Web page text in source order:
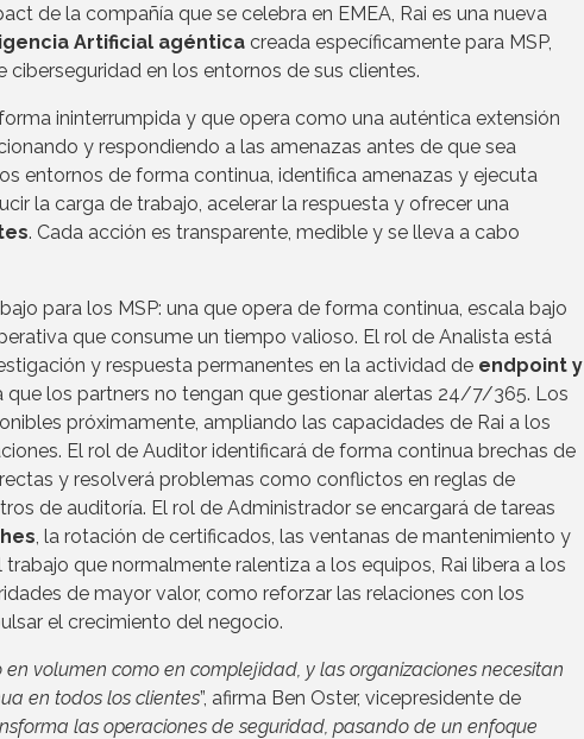
de la compañía que se celebra en EMEA, Rai es una nueva
Artificial agéntica creada específicamente para MSP,
en los entornos de sus clientes.
ininterrumpida y que opera como una auténtica extensión
y respondiendo a las amenazas antes de que sea
entornos de forma continua, identifica amenazas y ejecuta
la carga de trabajo, acelerar la respuesta y ofrecer una
. Cada acción es transparente, medible y se lleva a cabo
para los MSP: una que opera de forma continua, escala bajo
que consume un tiempo valioso. El rol de Analista está
y respuesta permanentes en la actividad de endpoint y
que los partners no tengan que gestionar alertas 24/7/365. Los
próximamente, ampliando las capacidades de Rai a los
El rol de Auditor identificará de forma continua brechas de
y resolverá problemas como conflictos en reglas de
de auditoría. El rol de Administrador se encargará de tareas
, la rotación de certificados, las ventanas de mantenimiento y
que normalmente ralentiza a los equipos, Rai libera a los
de mayor valor, como reforzar las relaciones con los
el crecimiento del negocio.
volumen como en complejidad, y las organizaciones necesitan
en todos los clientes”, afirma Ben Oster, vicepresidente de
las operaciones de seguridad, pasando de un enfoque